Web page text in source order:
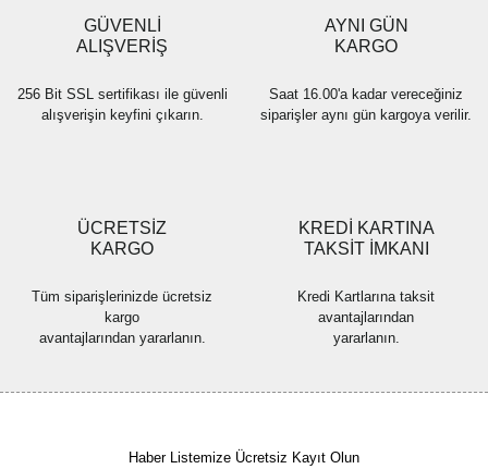
GÜVENLİ
ALIŞVERİŞ
256 Bit SSL sertifikası ile güvenli
alışverişin keyfini çıkarın.
AYNI GÜN
KARGO
Saat 16.00'a kadar vereceğiniz
siparişler aynı gün kargoya verilir.
ÜCRETSİZ
KARGO
Tüm siparişlerinizde ücretsiz
kargo
avantajlarından yararlanın.
KREDİ KARTINA
TAKSİT İMKANI
Kredi Kartlarına taksit
avantajlarından
yararlanın.
Haber Listemize Ücretsiz Kayıt Olun